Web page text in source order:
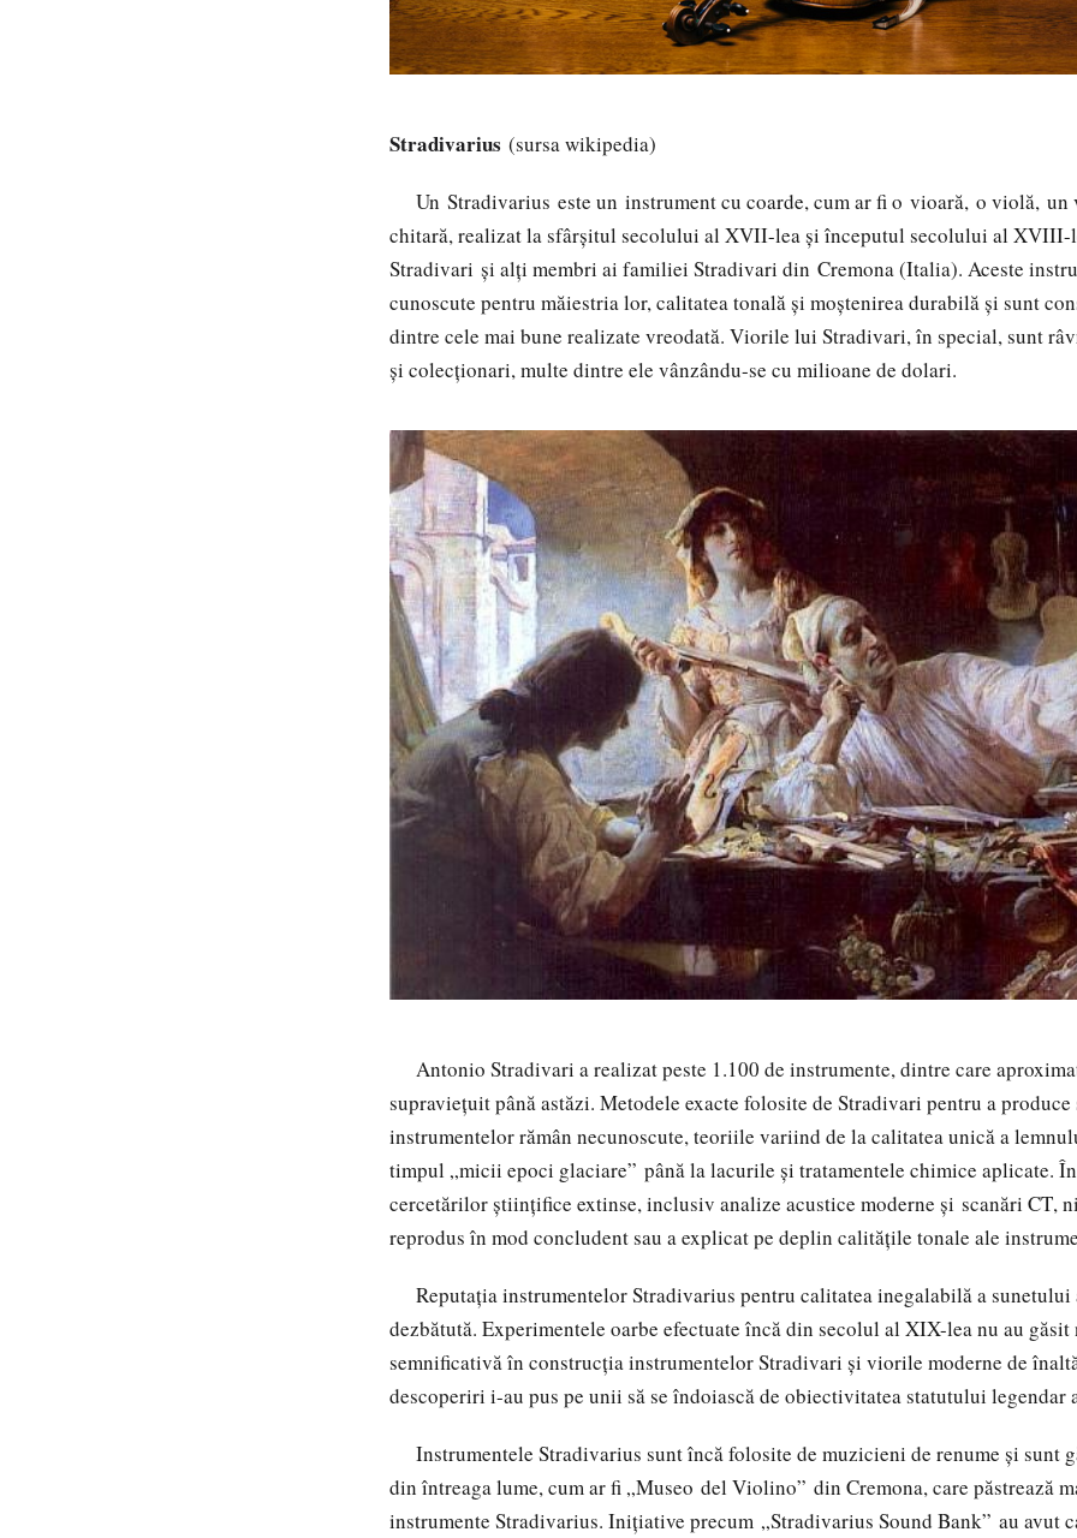
Stradivarius (sursa wikipedia)
Un Stradivarius este un instrument cu coarde, cum ar fi o vioară, o violă, un
chitară, realizat la sfârșitul secolului al XVII-lea și începutul secolului al XVIII-
Stradivari și alți membri ai familiei Stradivari din Cremona (Italia). Aceste
cunoscute pentru măiestria lor, calitatea tonală și moștenirea durabilă și sunt
dintre cele mai bune realizate vreodată. Viorile lui Stradivari, în special, sunt
și colecționari, multe dintre ele vânzându-se cu milioane de dolari.
Antonio Stradivari a realizat peste 1.100 de instrumente, dintre care
supraviețuit până astăzi. Metodele exacte folosite de Stradivari pentru a
instrumentelor rămân necunoscute, teoriile variind de la calitatea unică a
timpul „micii epoci glaciare” până la lacurile și tratamentele chimice aplicate.
cercetărilor științifice extinse, inclusiv analize acustice moderne și scanări CT,
reprodus în mod concludent sau a explicat pe deplin calitățile tonale ale
Reputația instrumentelor Stradivarius pentru calitatea inegalabilă a sunetului
dezbătută. Experimentele oarbe efectuate încă din secolul al XIX-lea nu au
semnificativă în construcția instrumentelor Stradivari și viorile moderne de
descoperiri i-au pus pe unii să se îndoiască de obiectivitatea statutului legendar
Instrumentele Stradivarius sunt încă folosite de muzicieni de renume și sunt
din întreaga lume, cum ar fi „Museo del Violino” din Cremona, care păstrează
instrumente Stradivarius. Inițiative precum „Stradivarius Sound Bank” au avut